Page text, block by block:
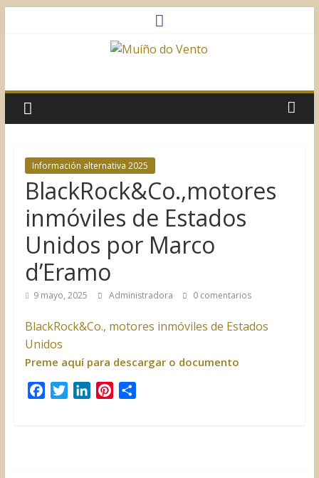
do
Vento
Asociación
Sociocultural
Información alternativa 2025
BlackRock&Co.,motores
inmóviles de Estados
Unidos por Marco
d’Eramo
9 mayo, 2025 Administradora 0 comentarios
BlackRock&Co., motores inmóviles de Estados
Unidos
Preme aquí para descargar o documento